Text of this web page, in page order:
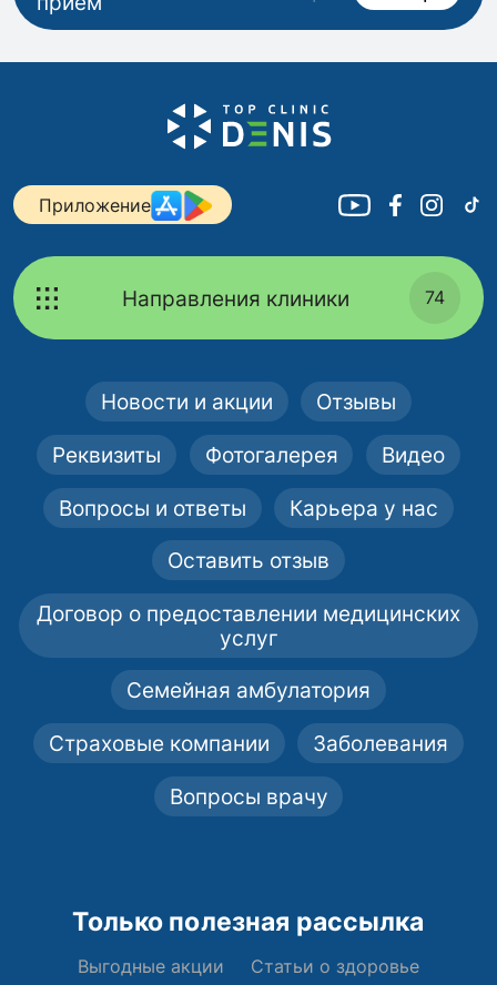
Приложение
Направления клиники 74
Новости и акции Отзывы
Реквизиты Фотогалерея Видео
Вопросы и ответы Карьера у нас
Оставить отзыв
Договор о предоставлении медицинских
услуг
Семейная амбулатория
Страховые компании Заболевания
Вопросы врачу
Только полезная рассылка
Выгодные акции
Статьи о здоровье